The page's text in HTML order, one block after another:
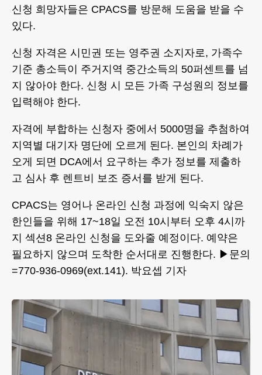
신청 희망자들은 CPACS를 방문해 도움을 받을 수
있다.
신청 자격은 시민권 또는 영주권 소지자로, 가족수
기준 총소득이 주거지역 중간소득의 50퍼센트를 넘
지 않아야 한다. 신청 시 모든 가족 구성원의 정보를
입력해야 한다.
자격에 부합하는 신청자 중에서 5000명을 추첨하여
지역별 대기자 명단에 오르게 된다. 본인의 차례가
오게 되면 DCA에서 요구하는 추가 정보를 제출하
고 심사 후 렌트비 보조 증서를 받게 된다.
CPACS는 영어나 온라인 신청 과정에 익숙지 않은
한인들을 위해 17~18일 오전 10시부터 오후 4시까
지 섹션8 온라인 신청을 도와줄 예정이다. 예약은
필요하지 않으며 도착한 순서대로 진행한다. ▶문의
=770-936-0969(ext.141). 박요셉 기자